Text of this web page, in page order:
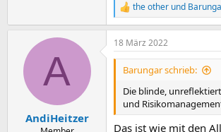
R
e
a
k
t
n
:
the other und
A
AndiHeitzer
18 März 2022
Barungar schrieb:
Die blinde,
und
Das ist wie mit den